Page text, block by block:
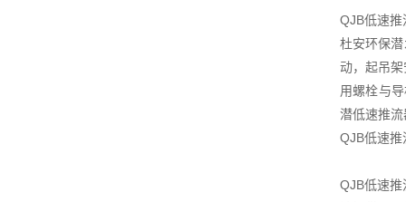
QJB低速
杜安环保
动，起吊
用螺栓与
潜低速推
QJB低速
QJB低速